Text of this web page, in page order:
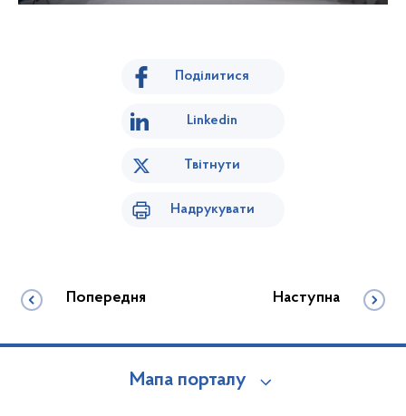
Поділитися
Linkedin
Твітнути
Надрукувати
Попередня Наступна
Мапа порталу